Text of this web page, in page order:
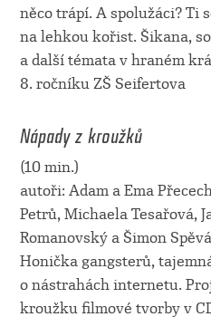
něco trápí. A spolužáci? Ti
na lehkou kořist. Šikana,
a další témata v hraném
8. ročníku ZŠ Seifertova
Nápady z kroužků
(10 min.)
autoři: Adam a Ema
Petrů, Michaela Tesařová,
Romanovský a Šimon
Honička gangsterů,
o nástrahách internetu.
kroužku filmové tvorby v